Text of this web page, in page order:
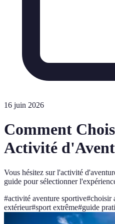
16 juin 2026
Comment
Activité
Vous hésitez sur l'activité
guide pour sélectionner
#activité aventure sportive#choisir
extérieur#sport extrême#guide